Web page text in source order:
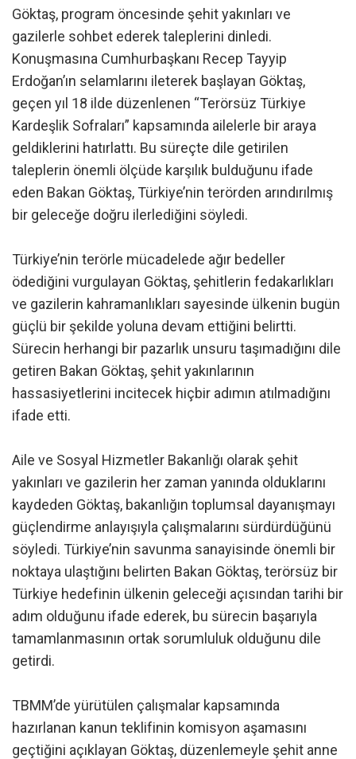
Göktaş, program öncesinde şehit yakınları ve
gazilerle sohbet ederek taleplerini dinledi.
Konuşmasına Cumhurbaşkanı Recep Tayyip
Erdoğan’ın selamlarını ileterek başlayan Göktaş,
geçen yıl 18 ilde düzenlenen “Terörsüz Türkiye
Kardeşlik Sofraları” kapsamında ailelerle bir araya
geldiklerini hatırlattı. Bu süreçte dile getirilen
taleplerin önemli ölçüde karşılık bulduğunu ifade
eden Bakan Göktaş, Türkiye’nin terörden arındırılmış
bir geleceğe doğru ilerlediğini söyledi.
Türkiye’nin terörle mücadelede ağır bedeller
ödediğini vurgulayan Göktaş, şehitlerin fedakarlıkları
ve gazilerin kahramanlıkları sayesinde ülkenin bugün
güçlü bir şekilde yoluna devam ettiğini belirtti.
Sürecin herhangi bir pazarlık unsuru taşımadığını dile
getiren Bakan Göktaş, şehit yakınlarının
hassasiyetlerini incitecek hiçbir adımın atılmadığını
ifade etti.
Aile ve Sosyal Hizmetler Bakanlığı olarak şehit
yakınları ve gazilerin her zaman yanında olduklarını
kaydeden Göktaş, bakanlığın toplumsal dayanışmayı
güçlendirme anlayışıyla çalışmalarını sürdürdüğünü
söyledi. Türkiye’nin savunma sanayisinde önemli bir
noktaya ulaştığını belirten Bakan Göktaş, terörsüz bir
Türkiye hedefinin ülkenin geleceği açısından tarihi bir
adım olduğunu ifade ederek, bu sürecin başarıyla
tamamlanmasının ortak sorumluluk olduğunu dile
getirdi.
TBMM’de yürütülen çalışmalar kapsamında
hazırlanan kanun teklifinin komisyon aşamasını
geçtiğini açıklayan Göktaş, düzenlemeyle şehit anne